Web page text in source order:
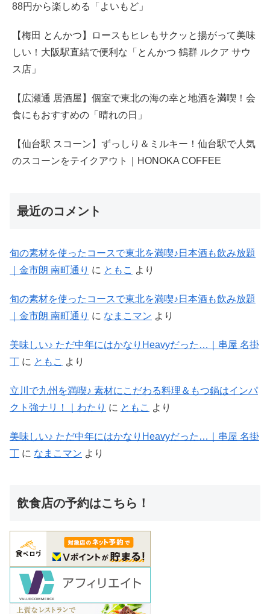
88円から楽しめる「よいもど」
【梅田 とんかつ】ロースもヒレもサクッと揚がって美味
しい！大阪駅直結で便利な「とんかつ 鶴群 ルクア サウ
ス店」
【広瀬通 居酒屋】個室で東北の海の幸と地酒を満喫！会
食にもおすすめの「晴れの日」
【仙台駅 スコーン】ずっしり＆ミルキー！仙台駅で人気
のスコーンをテイクアウト｜HONOKA COFFEE
最近のコメント
旬の素材を使ったコースで東北を満喫♪日本酒も飲み放題
｜金市朗 南町通り に ともこ より
旬の素材を使ったコースで東北を満喫♪日本酒も飲み放題
｜金市朗 南町通り に なまこマン より
美味しい♪ ただ中年にはかなりHeavyだった…｜串屋 名掛
丁 に ともこ より
立川で九州を満喫♪ 素材にこだわる料理＆もつ鍋はインパ
クト強ナリ！｜わたり に ともこ より
美味しい♪ ただ中年にはかなりHeavyだった…｜串屋 名掛
丁 に なまこマン より
飲食店の予約はこちら！